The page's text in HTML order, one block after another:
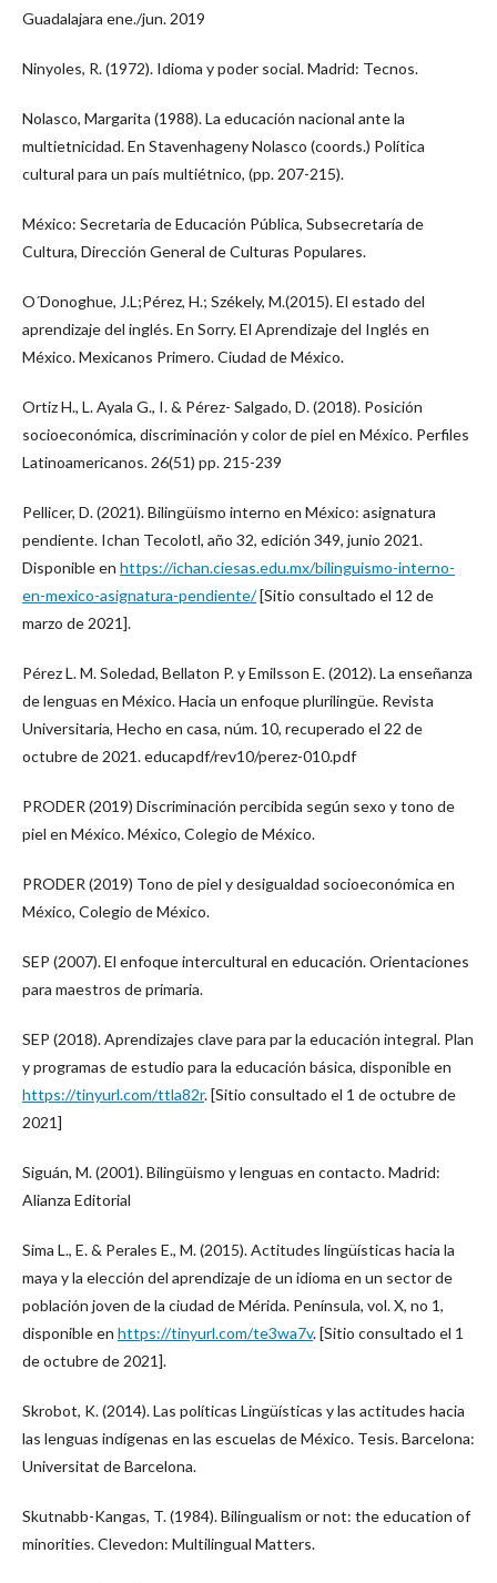
Guadalajara ene./jun. 2019
Ninyoles, R. (1972). Idioma y poder social. Madrid: Tecnos.
Nolasco, Margarita (1988). La educación nacional ante la
multietnicidad. En Stavenhageny Nolasco (coords.) Política
cultural para un país multiétnico, (pp. 207-215).
México: Secretaria de Educación Pública, Subsecretaría de
Cultura, Dirección General de Culturas Populares.
O´Donoghue, J.L;Pérez, H.; Székely, M.(2015). El estado del
aprendizaje del inglés. En Sorry. El Aprendizaje del Inglés en
México. Mexicanos Primero. Ciudad de México.
Ortiz H., L. Ayala G., I. & Pérez- Salgado, D. (2018). Posición
socioeconómica, discriminación y color de piel en México. Perfiles
Latinoamericanos. 26(51) pp. 215-239
Pellicer, D. (2021). Bilingüismo interno en México: asignatura
pendiente. Ichan Tecolotl, año 32, edición 349, junio 2021.
Disponible en https://ichan.ciesas.edu.mx/bilinguismo-interno-
en-mexico-asignatura-pendiente/[Sitio consultado el 12 de
marzo de 2021].
Pérez L. M. Soledad, Bellaton P. y Emilsson E. (2012). La enseñanza
de lenguas en México. Hacia un enfoque plurilingüe. Revista
Universitaria, Hecho en casa, núm. 10, recuperado el 22 de
octubre de 2021. educapdf/rev10/perez-010.pdf
PRODER (2019) Discriminación percibida según sexo y tono de
piel en México. México, Colegio de México.
PRODER (2019) Tono de piel y desigualdad socioeconómica en
México, Colegio de México.
SEP (2007). El enfoque intercultural en educación. Orientaciones
para maestros de primaria.
SEP (2018). Aprendizajes clave para par la educación integral. Plan
y programas de estudio para la educación básica, disponible en
https://tinyurl.com/ttla82r. [Sitio consultado el 1 de octubre de
2021]
Siguán, M. (2001). Bilingüismo y lenguas en contacto. Madrid:
Alianza Editorial
Sima L., E. & Perales E., M. (2015). Actitudes lingüísticas hacia la
maya y la elección del aprendizaje de un idioma en un sector de
población joven de la ciudad de Mérida. Península, vol. X, no 1,
disponible en https://tinyurl.com/te3wa7v. [Sitio consultado el 1
de octubre de 2021].
Skrobot, K. (2014). Las políticas Lingüísticas y las actitudes hacia
las lenguas indígenas en las escuelas de México. Tesis. Barcelona:
Universitat de Barcelona.
Skutnabb-Kangas, T. (1984). Bilingualism or not: the education of
minorities. Clevedon: Multilingual Matters.